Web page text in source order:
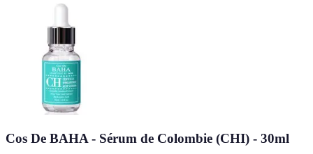
Cos De BAHA - Sérum de Colombie (CHI) - 30ml